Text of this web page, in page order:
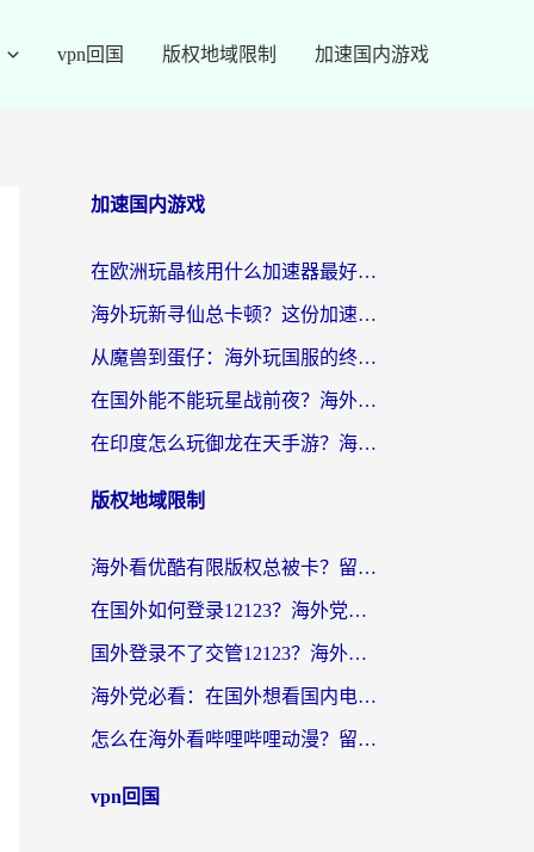
vpn回国 版权地域限制 加速国内游戏
加速国内游戏
在欧洲玩晶核用什么加速器最好呢？一个老玩家的真心话
海外玩新寻仙总卡顿？这份加速器选择指南让你秒回国服流畅体验
从魔兽到蛋仔：海外玩国服的终极加速指南，找到你的专属高速通道
在国外能不能玩星战前夜？海外党国服游戏不卡顿的秘密武器在这里
在印度怎么玩御龙在天手游？海外党畅玩国服的终极生存指南
版权地域限制
海外看优酷有限版权总被卡？留学生亲测有效的回国加速器选择指南
在国外如何登录12123？海外党必备的回国加速实用指南
国外登录不了交管12123？海外华人亲测有效的回国加速器选择指南
海外党必看：在国外想看国内电视剧用什么软件？3步解决地域限制
怎么在海外看哔哩哔哩动漫？留学生亲测有效的回国加速方案
vpn回国